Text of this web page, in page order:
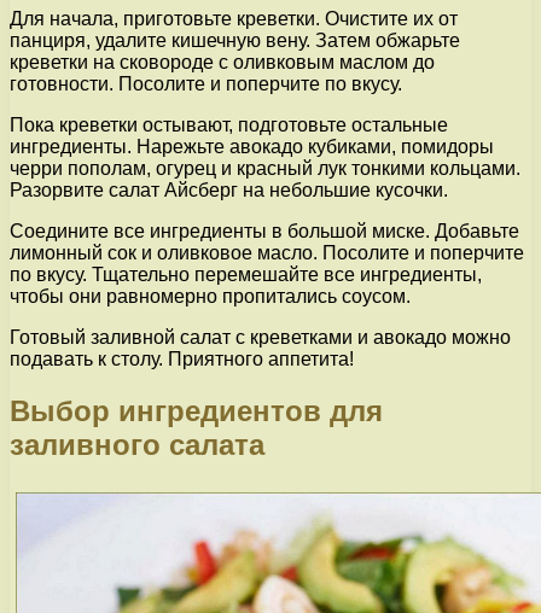
Для начала, приготовьте креветки. Очистите их от
панциря, удалите кишечную вену. Затем обжарьте
креветки на сковороде с оливковым маслом до
готовности. Посолите и поперчите по вкусу.
Пока креветки остывают, подготовьте остальные
ингредиенты. Нарежьте авокадо кубиками, помидоры
черри пополам, огурец и красный лук тонкими кольцами.
Разорвите салат Айсберг на небольшие кусочки.
Соедините все ингредиенты в большой миске. Добавьте
лимонный сок и оливковое масло. Посолите и поперчите
по вкусу. Тщательно перемешайте все ингредиенты,
чтобы они равномерно пропитались соусом.
Готовый заливной салат с креветками и авокадо можно
подавать к столу. Приятного аппетита!
Выбор ингредиентов для
заливного салата